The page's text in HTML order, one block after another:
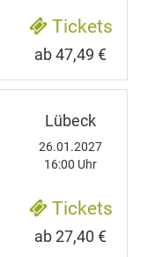
Tickets
ab 47,49 €
Lübeck
26.01.2027
16:00 Uhr
Tickets
ab 27,40 €